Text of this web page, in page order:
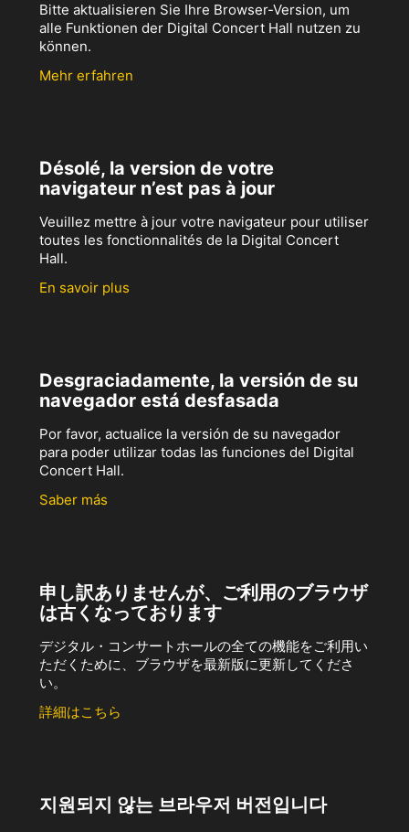
Bitte aktualisieren Sie Ihre Browser-Version, um
alle Funktionen der Digital Concert Hall nutzen zu
können.
Mehr erfahren
Désolé, la version de votre
navigateur n’est pas à jour
Veuillez mettre à jour votre navigateur pour utiliser
toutes les fonctionnalités de la Digital Concert
Hall.
En savoir plus
Desgraciadamente, la versión de su
navegador está desfasada
Por favor, actualice la versión de su navegador
para poder utilizar todas las funciones del Digital
Concert Hall.
Saber más
申し訳ありませんが、ご利用のブラウザ
は古くなっております
デジタル・コンサートホールの全ての機能をご利用い
ただくために、ブラウザを最新版に更新してくださ
い。
詳細はこちら
지원되지 않는 브라우저 버전입니다